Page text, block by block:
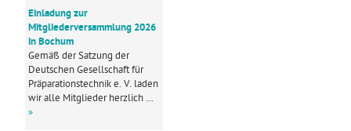
Einladung zur
Mitgliederversammlung 2026
in Bochum
Gemäß der Satzung der
Deutschen Gesellschaft für
Präparationstechnik e. V. laden
wir alle Mitglieder herzlich …
»